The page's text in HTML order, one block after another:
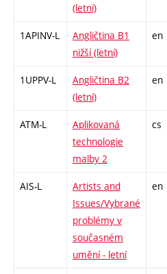
(letní)
1APINV-L
Angličtina B1
nižší (letní)
en
1UPPV-L
Angličtina B2
(letní)
en
ATM-L
Aplikovaná
technologie
malby 2
cs
AIS-L
Artists and
Issues/Vybrané
problémy v
současném
umění - letní
en